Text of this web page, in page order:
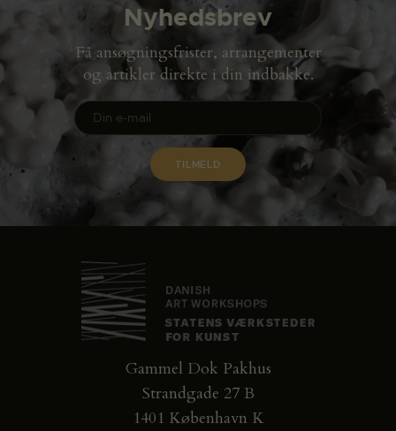
Nyhedsbrev
Få ansøgningsfrister, arrangementer
og artikler direkte i din indbakke.
Gammel Dok Pakhus
Strandgade 27 B
1401 København K